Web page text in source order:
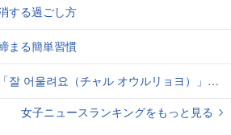
する過ごし方
まる簡単習慣
려요（チャル オウルリョヨ）」の意味は？褒め言葉です♡
女子ニュースランキングをもっと見る